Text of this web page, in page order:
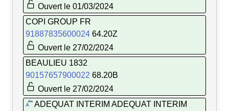
Ouvert le 01/03/2024
COPI GROUP FR
91887835600024 64.20Z
Ouvert le 27/02/2024
BEAULIEU 1832
90157657900022 68.20B
Ouvert le 27/02/2024
ADEQUAT INTERIM ADEQUAT INTERIM